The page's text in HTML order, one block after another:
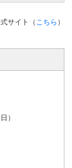
サイト（ こちら ）
）